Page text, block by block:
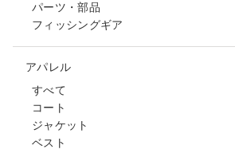
パーツ・部品
フィッシングギア
アパレル
すべて
コート
ジャケット
ベスト